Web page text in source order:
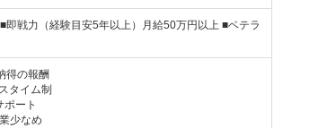
戦力（経験目安5年以上）月給50万円以上 ■ベテラ
得の報酬
タイム制
ポート
少なめ